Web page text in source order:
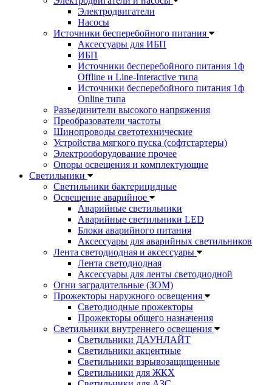
Электродвигатели
Насосы
Источники бесперебойного питания
Аксессуары для ИБП
ИБП
Источники бесперебойного питания 1ф
Offline и Line-Interactive типа
Источники бесперебойного питания 1ф
Online типа
Разъединители высокого напряжения
Преобразователи частоты
Шинопроводы светотехнические
Устройства мягкого пуска (софтстартеры)
Электрооборудование прочее
Опоры освещения и комплектующие
Светильники
Светильники бактерицидные
Освещение аварийное
Аварийные светильники
Аварийные светильники LED
Блоки аварийного питания
Аксессуары для аварийных светильников
Лента светодиодная и аксессуары
Лента светодиодная
Аксессуары для ленты светодиодной
Огни заградительные (ЗОМ)
Прожекторы наружного освещения
Светодиодные прожекторы
Прожекторы общего назначения
Светильники внутреннего освещения
Светильники ДАУНЛАЙТ
Светильники акцентные
Светильники взрывозащищенные
Светильники для ЖКХ